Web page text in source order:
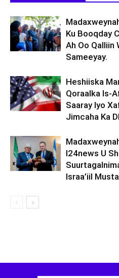
Ku Booqday
Ah Oo Qalliin
Sameeyay.
Heshiiska
Qoraalka Is-
Saaray Iyo
Jimcaha Ka
I24news U
Israa’iil